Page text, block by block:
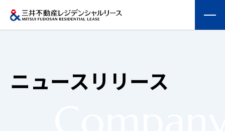
提供する価値
ニュースリリース